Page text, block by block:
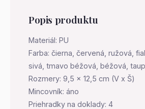
Popis produktu
Materiál: PU
Farba: čierna, červená, ružová,
sivá, tmavo béžová, béžová,
Rozmery: 9,5 x 12,5 cm (V x Š)
Mincovník: áno
Priehradky na doklady: 4